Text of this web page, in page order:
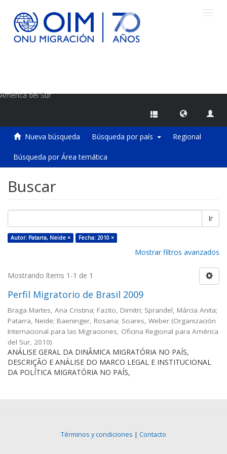
América del Sur
Nueva búsqueda Búsqueda por país Regional
Búsqueda por Área temática
Buscar
Ir
Autor: Patarra, Neide × Fecha: 2010 ×
Mostrar filtros avanzados
Mostrando ítems 1-1 de 1
Perfil Migratorio de Brasil 2009
Braga Martes, Ana Cristina; Fazito, Dimitri; Sprandel, Márcia Anita;
Patarra, Neide; Baeninger, Rosana; Soares, Weber (Organización
Internacional para las Migraciones, Oficina Regional para América
del Sur, 2010)
ANÁLISE GERAL DA DINÂMICA MIGRATÓRIA NO PAÍS,
DESCRIÇÃO E ANÁLISE DO MARCO LEGAL E INSTITUCIONAL
DA POLÍTICA MIGRATÓRIA NO PAÍS,
Términos y condiciones | Contacto